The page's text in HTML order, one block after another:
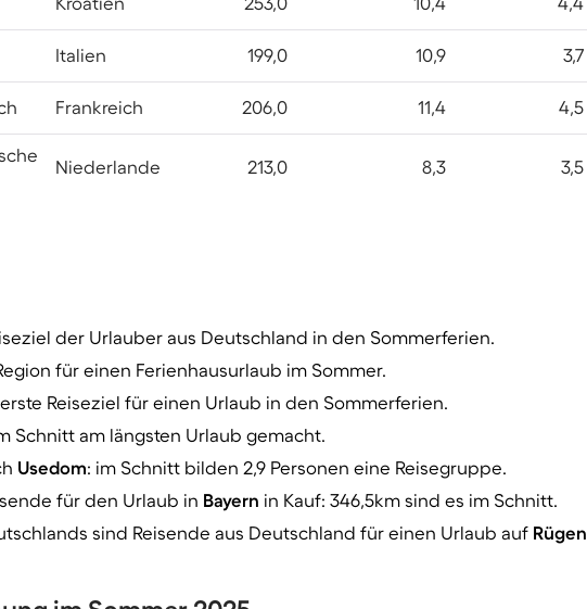
Italien 199,0 10,9 3,7
Frankreich 206,0 11,4 4,5
Niederlande 213,0 8,3 3,5
der Urlauber aus Deutschland in den Sommerferien.
für einen Ferienhausurlaub im Sommer.
Reiseziel für einen Urlaub in den Sommerferien.
Schnitt am längsten Urlaub gemacht.
Usedom: im Schnitt bilden 2,9 Personen eine Reisegruppe.
für den Urlaub in Bayern in Kauf: 346,5km sind es im Schnitt.
sind Reisende aus Deutschland für einen Urlaub auf Rügen